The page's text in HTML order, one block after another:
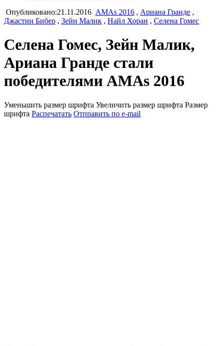
Опубликовано:21.11.2016 AMAs 2016 , Ариана Гранде ,
Джастин Бибер , Зейн Малик , Найл Хоран , Селена Гомес
Селена Гомес, Зейн Малик,
Ариана Гранде стали
победителями AMAs 2016
Уменьшить размер шрифта Увеличить размер шрифта Размер
шрифта Распечатать Отправить по e-mail